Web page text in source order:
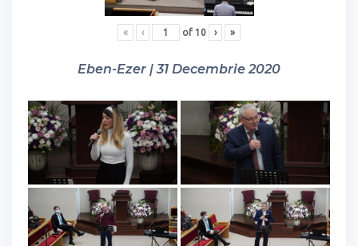
« ‹ of 10 › »
Eben-Ezer | 31 Decembrie 2020